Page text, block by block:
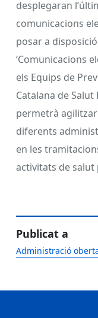
desplegaran
comunicacions
posar a
‘Comunicacions
els Equips de
Catalana de Salut
permetrà
diferents
en les
activitats de salut
Publicat a
Administració